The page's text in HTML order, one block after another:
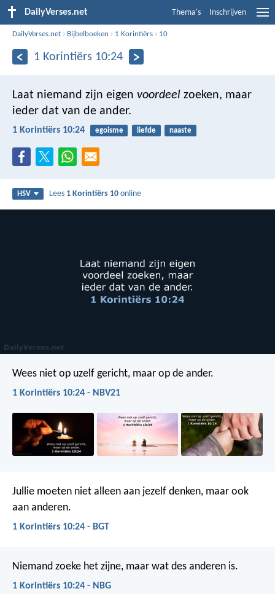
DailyVerses.net Thema's Inschrijven
DailyVerses.net › Bijbelboeken › 1 Korintiërs › 10
1 Korintiërs 10:24
Laat niemand zijn eigen voordeel zoeken, maar
ieder dat van de ander.
1 Korintiërs 10:24 egoisme liefde naaste
HSV Lees 1 Korintiërs 10 online
Wees niet op uzelf gericht, maar op de ander.
1 Korintiërs 10:24 - NBV21
Jullie moeten niet alleen aan jezelf denken, maar ook
aan anderen.
1 Korintiërs 10:24 - BGT
Niemand zoeke het zijne, maar wat des anderen is.
1 Korintiërs 10:24 - NBG